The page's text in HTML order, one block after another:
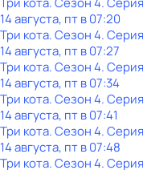
14 августа, пт в 07:20
Три кота. Сезон 4.
14 августа, пт в 07:27
Три кота. Сезон 4.
14 августа, пт в 07:34
Три кота. Сезон 4.
14 августа, пт в 07:41
Три кота. Сезон 4.
14 августа, пт в 07:48
Три кота. Сезон 4.